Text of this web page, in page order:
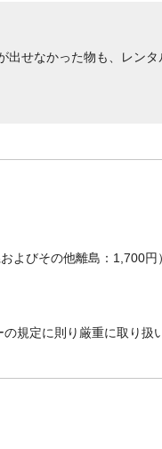
せなかった物も、レンタ
びその他離島：1,700
規定に則り厳重に取り扱